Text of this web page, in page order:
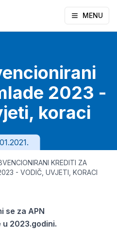
MENU
2023 -
koraci
KREDITI ZA
- VODIČ, UVJETI, KORACI
se za APN
2023.godini.